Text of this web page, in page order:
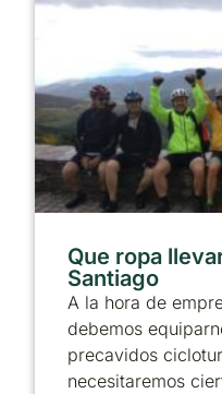
Que ropa
Santiago
A la hora de
debemos
precavidos
necesitaremos